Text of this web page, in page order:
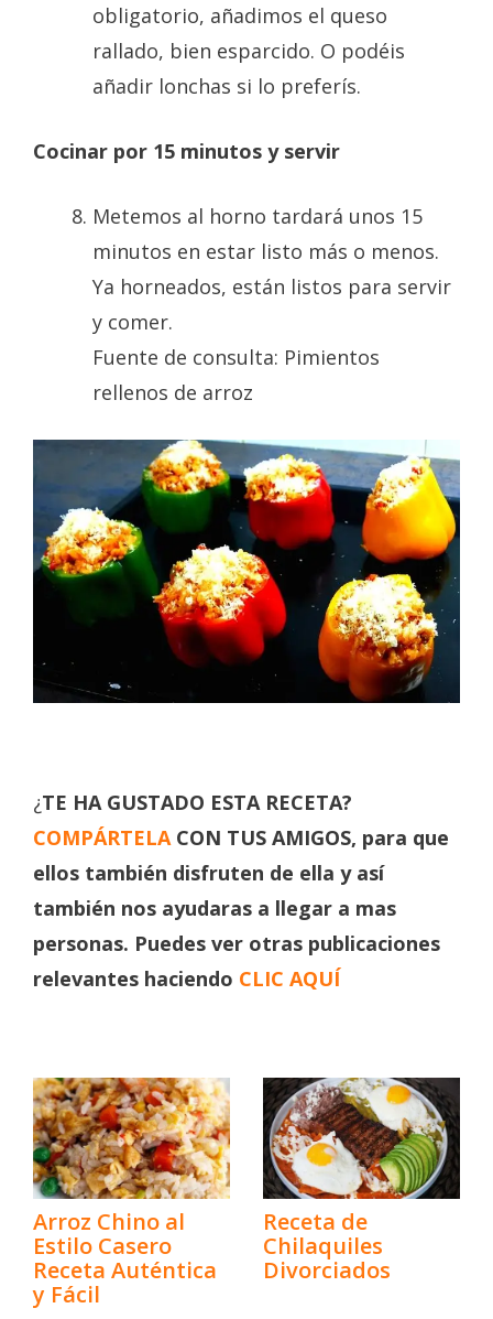
obligatorio, añadimos el queso
rallado, bien esparcido. O podéis
añadir lonchas si lo preferís.
Cocinar por 15 minutos y servir
Metemos al horno tardará unos 15
minutos en estar listo más o menos.
Ya horneados, están listos para servir
y comer.
Fuente de consulta: Pimientos
rellenos de arroz
¿TE HA GUSTADO ESTA RECETA?
COMPÁRTELA CON TUS AMIGOS, para que
ellos también disfruten de ella y así
también nos ayudaras a llegar a mas
personas. Puedes ver otras publicaciones
relevantes haciendo CLIC AQUÍ
Arroz Chino al
Estilo Casero
Receta Auténtica
y Fácil
Receta de
Chilaquiles
Divorciados